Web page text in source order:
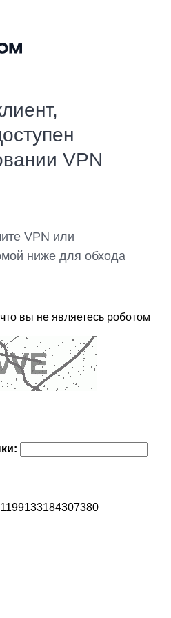
VPN
VPN или
ниже для обхода
вы не являетесь роботом